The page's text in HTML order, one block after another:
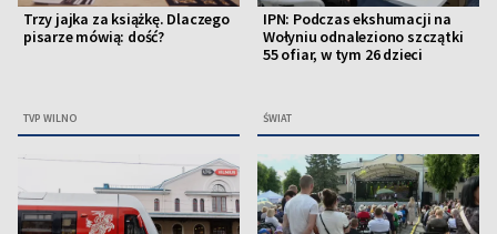
Trzy jajka za książkę. Dlaczego
pisarze mówią: dość?
TVP WILNO
IPN: Podczas ekshumacji na
Wołyniu odnaleziono szczątki
55 ofiar, w tym 26 dzieci
ŚWIAT